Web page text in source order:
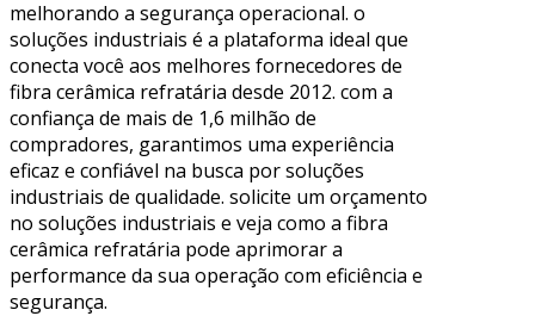
melhorando a segurança operacional. o
soluções industriais é a plataforma ideal que
conecta você aos melhores fornecedores de
fibra cerâmica refratária desde 2012. com a
confiança de mais de 1,6 milhão de
compradores, garantimos uma experiência
eficaz e confiável na busca por soluções
industriais de qualidade. solicite um orçamento
no soluções industriais e veja como a fibra
cerâmica refratária pode aprimorar a
performance da sua operação com eficiência e
segurança.